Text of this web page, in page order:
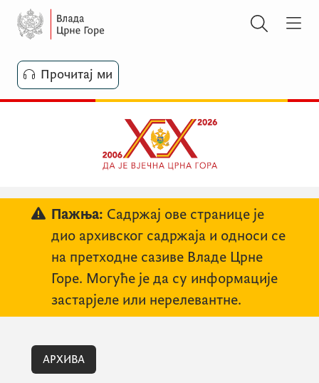
Прочитај ми
Пажња: Садржај ове странице је
дио архивског садржаја и односи се
на претходне сазиве Владе Црне
Горе. Могуће је да су информације
застарјеле или нерелевантне.
АРХИВА